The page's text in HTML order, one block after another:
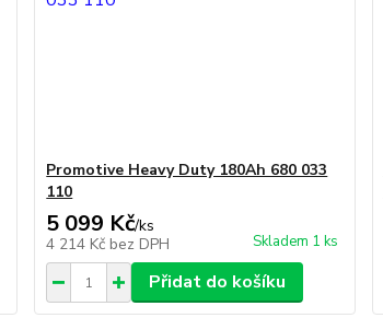
Promotive Heavy Duty 180Ah 680 033
110
5 099 Kč/ks
4 214 Kč bez DPH Skladem 1 ks
Přidat do košíku